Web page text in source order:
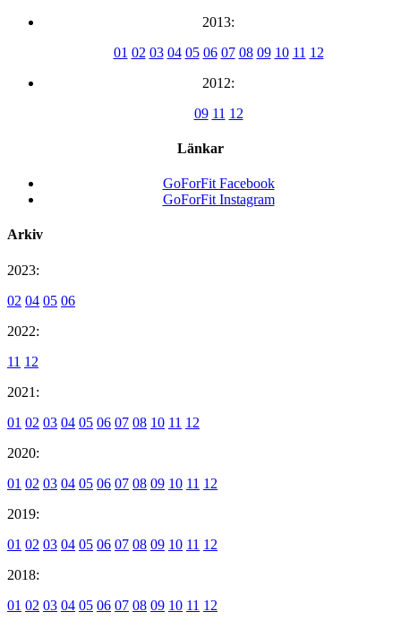
2013:
01 02 03 04 05 06 07 08 09 10 11 12
2012:
09 11 12
Länkar
GoForFit Facebook
GoForFit Instagram
Arkiv
2023:
02 04 05 06
2022:
11 12
2021:
01 02 03 04 05 06 07 08 10 11 12
2020:
01 02 03 04 05 06 07 08 09 10 11 12
2019:
01 02 03 04 05 06 07 08 09 10 11 12
2018:
01 02 03 04 05 06 07 08 09 10 11 12